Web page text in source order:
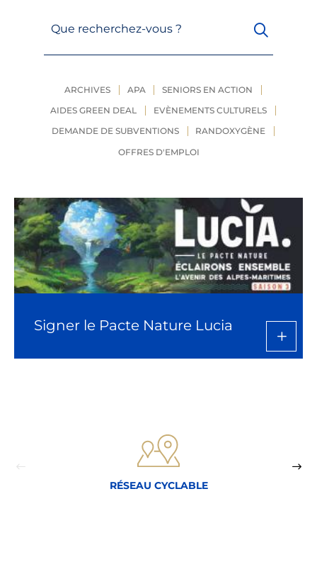
Que recherchez-vous ?
ARCHIVES APA
SENIORS EN ACTION
AIDES GREEN DEAL
EVÈNEMENTS CULTURELS
DEMANDE DE SUBVENTIONS
RANDOXYGÈNE
OFFRES D'EMPLOI
Signer le Pacte Nature Lucia
RÉSEAU CYCLABLE